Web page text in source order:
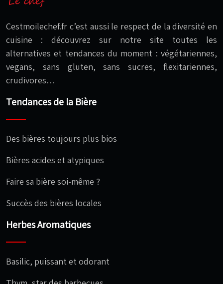
Cestmoilechef.fr c’est aussi le respect de la diversité en
cuisine : découvrez sur notre site toutes les
alternatives et tendances du moment : végétariennes,
vegans, sans gluten, sans sucres, flexitariennes,
crudivores…
Tendances de la Bière
Des bières toujours plus bios
Bières acides et atypiques
Faire sa bière soi-même ?
Succès des bières locales
Herbes Aromatiques
Basilic, puissant et odorant